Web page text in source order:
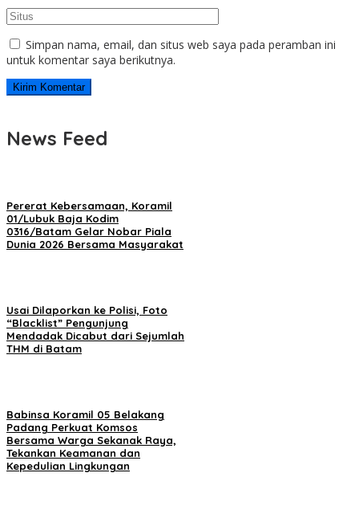
Simpan nama, email, dan situs web saya pada peramban ini
untuk komentar saya berikutnya.
News Feed
Pererat Kebersamaan, Koramil
01/Lubuk Baja Kodim
0316/Batam Gelar Nobar Piala
Dunia 2026 Bersama Masyarakat
Usai Dilaporkan ke Polisi, Foto
“Blacklist” Pengunjung
Mendadak Dicabut dari Sejumlah
THM di Batam
Babinsa Koramil 05 Belakang
Padang Perkuat Komsos
Bersama Warga Sekanak Raya,
Tekankan Keamanan dan
Kepedulian Lingkungan